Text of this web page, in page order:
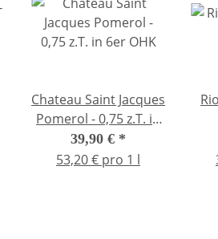
Chateau Saint Jacques
Pomerol - 0,75 z.T. in
6er OHK
39,90 € *
53,20 € pro 1 l